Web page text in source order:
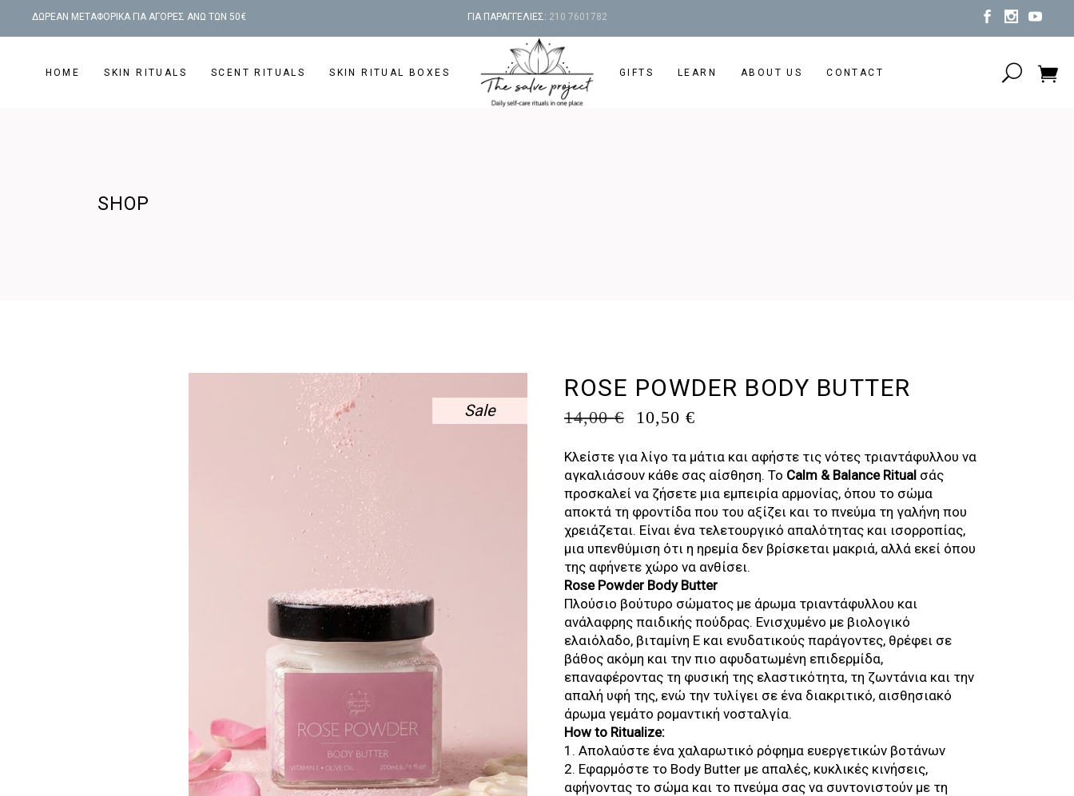
ΔΩΡΕΑΝ ΜΕΤΑΦΟΡΙΚΑ ΓΙΑ ΑΓΟΡΕΣ ΑΝΩ ΤΩΝ 50€ ΓΙΑ ΠΑΡΑΓΓΕΛΙΕΣ: 210 7601782
HOME SKIN RITUALS SCENT RITUALS SKIN RITUAL BOXES GIFTS LEARN ABOUT US CONTACT
SHOP
Sale
ROSE POWDER BODY BUTTER
14,00€
ORIGINAL
WAS:
14,00 €.
10,50€
ΤΙΜΉ
ΕΊΝΑΙ:
10,50 €.
Κλείστε για λίγο τα μάτια και αφήστε τις νότες τριαντάφυλλου να
αγκαλιάσουν κάθε σας αίσθηση. Το Calm & Balance Ritual σάς
προσκαλεί να ζήσετε μια εμπειρία αρμονίας, όπου το σώμα
αποκτά τη φροντίδα που του αξίζει και το πνεύμα τη γαλήνη που
χρειάζεται. Είναι ένα τελετουργικό απαλότητας και ισορροπίας,
μια υπενθύμιση ότι η ηρεμία δεν βρίσκεται μακριά, αλλά εκεί όπου
της αφήνετε χώρο να ανθίσει.
Rose Powder Body Butter
Πλούσιο βούτυρο σώματος με άρωμα τριαντάφυλλου και
ανάλαφρης παιδικής πούδρας. Ενισχυμένο με βιολογικό
ελαιόλαδο, βιταμίνη Ε και ενυδατικούς παράγοντες, θρέφει σε
βάθος ακόμη και την πιο αφυδατωμένη επιδερμίδα,
επαναφέροντας τη φυσική της ελαστικότητα, τη ζωντάνια και την
απαλή υφή της, ενώ την τυλίγει σε ένα διακριτικό, αισθησιακό
άρωμα γεμάτο ρομαντική νοσταλγία.
How to Ritualize:
1. Απολαύστε ένα χαλαρωτικό ρόφημα ευεργετικών βοτάνων
2. Εφαρμόστε το Body Butter με απαλές, κυκλικές κινήσεις,
αφήνοντας το σώμα και το πνεύμα σας να συντονιστούν με τη